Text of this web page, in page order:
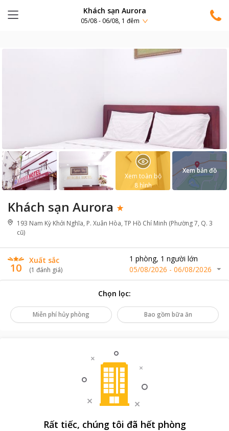
Khách sạn Aurora
05/08 - 06/08, 1 đêm
Khách sạn Aurora
193 Nam Kỳ Khởi Nghĩa, P. Xuân Hòa, TP Hồ Chí Minh (Phường 7, Q. 3
cũ)
10
Xuất sắc
(1 đánh giá)
1 phòng, 1 người lớn
05/08/2026 - 06/08/2026
Xem toàn bộ
8 hình
Xem bản đồ
Chọn lọc:
Miễn phí hủy phòng Bao gồm bữa ăn
Rất tiếc, chúng tôi đã hết phòng